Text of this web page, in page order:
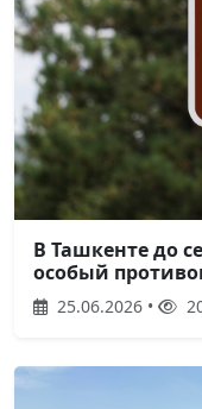
В Ташкенте до
особый
25.06.2026 •